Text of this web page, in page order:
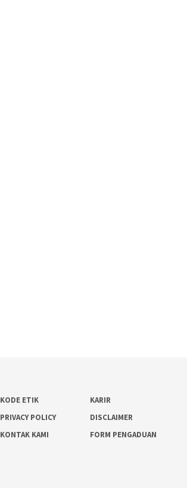
KODE ETIK
KARIR
PRIVACY POLICY
DISCLAIMER
KONTAK KAMI
FORM PENGADUAN